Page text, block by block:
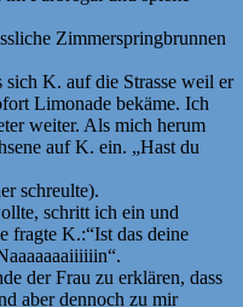
Zimmerspringbrunnen
sich K. auf die Strasse weil er
Limonade bekäme. Ich
weiter. Als mich herum
auf K. ein. „Hast du
schreulte).
schritt ich ein und
fragte K.:“Ist das deine
der Frau zu erklären, dass
aber dennoch zu mir